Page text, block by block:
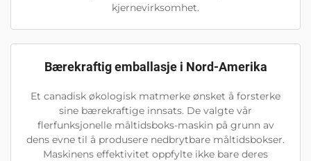
kjernevirksomhet.
Bærekraftig emballasje i Nord-Amerika
Et canadisk økologisk matmerke ønsket å forsterke
sine bærekraftige innsats. De valgte vår
flerfunksjonelle måltidsboks-maskin på grunn av
dens evne til å produsere nedbrytbare måltidsbokser.
Maskinens effektivitet oppfylte ikke bare deres